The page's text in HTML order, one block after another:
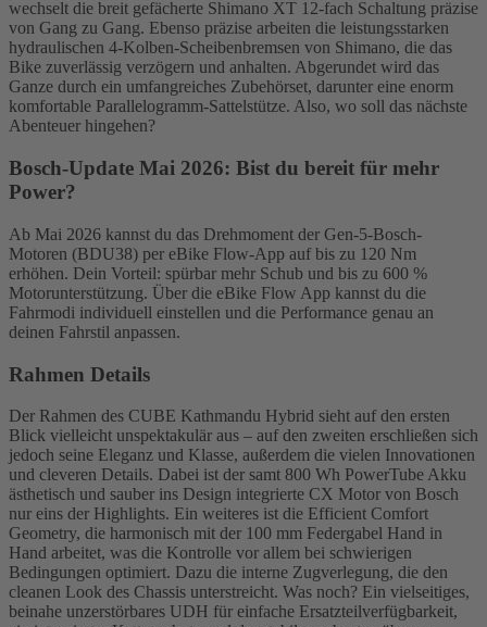
wechselt die breit gefächerte Shimano XT 12-fach Schaltung präzise
von Gang zu Gang. Ebenso präzise arbeiten die leistungsstarken
hydraulischen 4-Kolben-Scheibenbremsen von Shimano, die das
Bike zuverlässig verzögern und anhalten. Abgerundet wird das
Ganze durch ein umfangreiches Zubehörset, darunter eine enorm
komfortable Parallelogramm-Sattelstütze. Also, wo soll das nächste
Abenteuer hingehen?
Bosch-Update Mai 2026: Bist du bereit für mehr
Power?
Ab Mai 2026 kannst du das Drehmoment der Gen-5-Bosch-
Motoren (BDU38) per eBike Flow-App auf bis zu 120 Nm
erhöhen. Dein Vorteil: spürbar mehr Schub und bis zu 600 %
Motorunterstützung. Über die eBike Flow App kannst du die
Fahrmodi individuell einstellen und die Performance genau an
deinen Fahrstil anpassen.
Rahmen Details
Der Rahmen des CUBE Kathmandu Hybrid sieht auf den ersten
Blick vielleicht unspektakulär aus – auf den zweiten erschließen sich
jedoch seine Eleganz und Klasse, außerdem die vielen Innovationen
und cleveren Details. Dabei ist der samt 800 Wh PowerTube Akku
ästhetisch und sauber ins Design integrierte CX Motor von Bosch
nur eins der Highlights. Ein weiteres ist die Efficient Comfort
Geometry, die harmonisch mit der 100 mm Federgabel Hand in
Hand arbeitet, was die Kontrolle vor allem bei schwierigen
Bedingungen optimiert. Dazu die interne Zugverlegung, die den
cleanen Look des Chassis unterstreicht. Was noch? Ein vielseitiges,
beinahe unzerstörbares UDH für einfache Ersatzteilverfügbarkeit,